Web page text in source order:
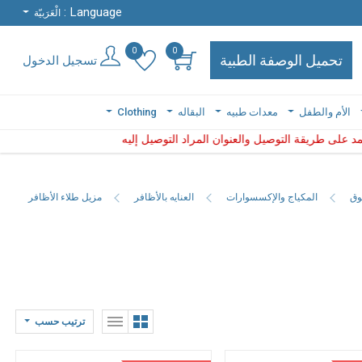
Language : الْعَرَبيّة
تحميل الوصفة الطبية
0
0
تسجيل الدخول
الأم والطفل معدات طبيه البقاله Clothing
والعنوان المراد التوصيل إليه ملاحظة: توافر
Language : الْعَرَبيّة
تحميل الوصفة الطبية
0
0
تسجيل الدخول
الأم والطفل معدات طبيه البقاله Clothing
على طريقة التوصيل والعنوان المراد التوصيل إليه
المكياج والإكسسوارات العنايه بالأظافر مزيل طلاء الأظافر
ترتيب حسب